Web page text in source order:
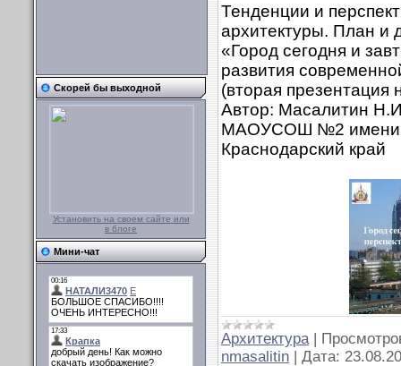
Скорей бы выходной
Установить на своем сайте или
в блоге
Мини-чат
Тенденции и
архитектуры. План и
«Город сегодня и
развития
(вторая презентация
Автор: Масалитин
МАОУСОШ №2 имени
Краснодарский край
Архитектура |
nmasalitin | Дата: